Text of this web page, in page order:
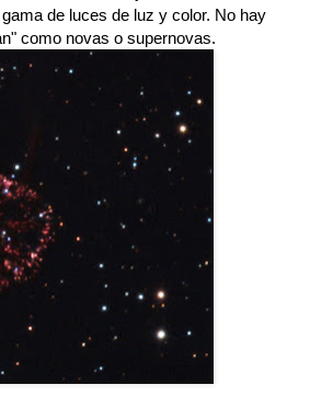
de luces de luz y color. No hay
como novas o supernovas.